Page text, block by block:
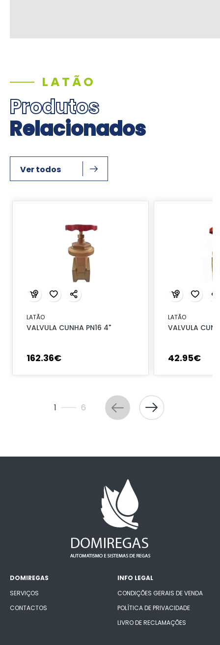
LATÃO
Produtos
Relacionados
Ver todos
LATÃO
VALVULA CUNHA PN16 4"
162.36€
LATÃO
VALVULA
42.95€
1 6
DOMIREGAS
SERVIÇOS
CONTACTOS
INFO LEGAL
CONDIÇÕES GERAIS DE VENDA
POLÍTICA DE PRIVACIDADE
LIVRO DE RECLAMAÇÕES